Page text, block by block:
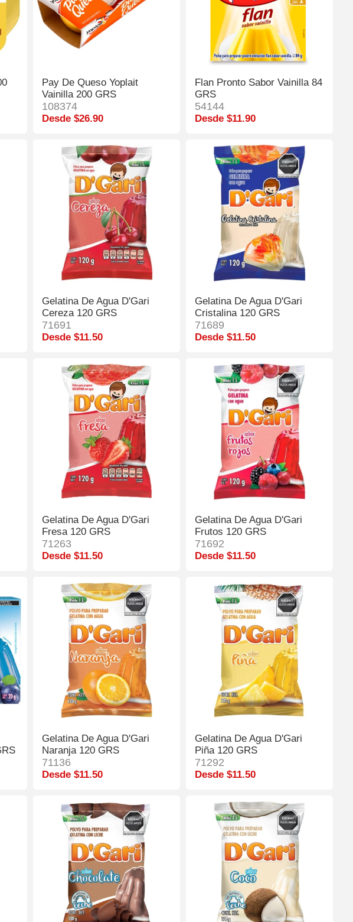
Pay De Queso Yoplait
Vainilla 200 GRS
108374
Desde $26.90
Flan Pronto Sabor Vainilla 84
GRS
54144
Desde $11.90
Gelatina De Agua D'Gari
Cereza 120 GRS
71691
Desde $11.50
Gelatina De Agua D'Gari
Cristalina 120 GRS
71689
Desde $11.50
Gelatina De Agua D'Gari
Fresa 120 GRS
71263
Desde $11.50
Gelatina De Agua D'Gari
Frutos 120 GRS
71692
Desde $11.50
Gelatina De Agua D'Gari
Naranja 120 GRS
71136
Desde $11.50
Gelatina De Agua D'Gari
Piña 120 GRS
71292
Desde $11.50